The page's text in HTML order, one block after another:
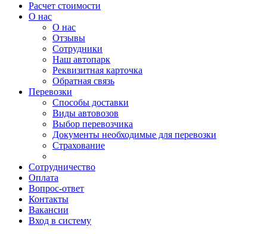
Расчет стоимости
О нас
О нас
Отзывы
Сотрудники
Наш автопарк
Реквизитная карточка
Обратная связь
Перевозки
Способы доставки
Виды автовозов
Выбор перевозчика
Документы необходимые для перевозки
Страхование
Сотрудничество
Оплата
Вопрос-ответ
Контакты
Вакансии
Вход в систему